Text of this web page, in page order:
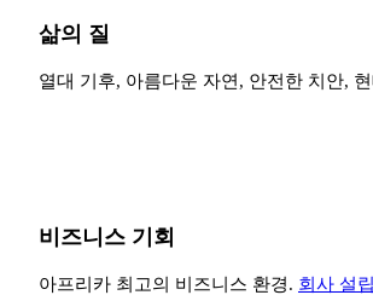
삶의 질
열대 기후, 아름다운 자연, 안전한 치안,
비즈니스 기회
아프리카 최고의 비즈니스 환경. 회사 설립